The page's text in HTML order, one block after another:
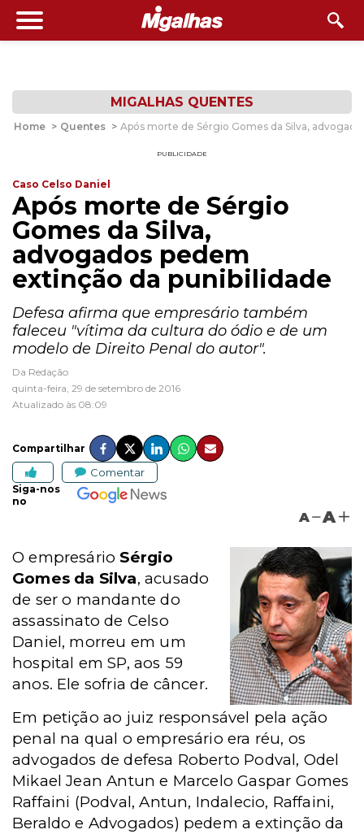
MIGALHAS QUENTES
Home > Quentes > Após morte de Sérgio Gomes da Silva,
PUBLICIDADE
Caso Celso Daniel
Após morte de Sérgio
Gomes da Silva,
advogados pedem
extinção da punibilidade
Defesa afirma que empresário também
faleceu "vítima da cultura do ódio e de um
modelo de Direito Penal do autor".
Da Redação
quinta-feira, 29 de setembro de 2016
Atualizado às 08:09
Compartilhar
Comentar
Siga-nos
no
A A
O empresárioSérgio
Gomes da Silva, acusado
de ser o mandante do
assassinato de Celso
Daniel, morreu em um
hospital em SP, aos 59
anos. Ele sofria de câncer.
Em petição ao juiz responsável pela ação
penal na qual o empresário era réu, os
advogados de defesa Roberto Podval, Odel
Mikael Jean Antun e Marcelo Gaspar Gomes
Raffaini (Podval, Antun, Indalecio, Raffaini,
Beraldo e Advogados) pedem a extinção da